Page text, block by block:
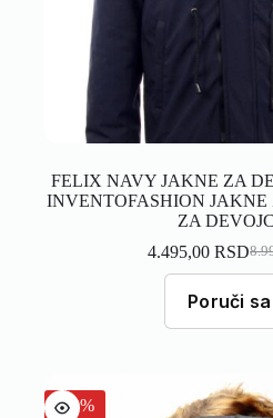
FELIX NAVY JAKNE ZA
INVENTOFASHION
ZA
4.495,00RSD
Poruči
-50%